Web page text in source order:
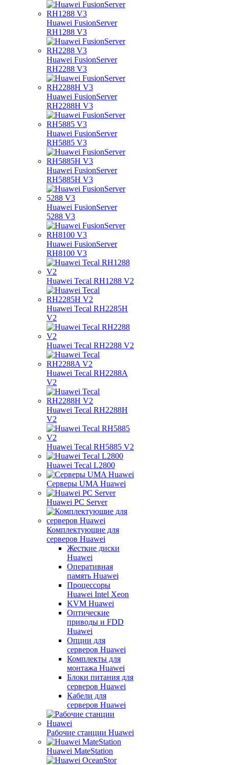
Huawei FusionServer
RH1288 V3
Huawei FusionServer
RH2288 V3
Huawei FusionServer
RH2288H V3
Huawei FusionServer
RH5885 V3
Huawei FusionServer
RH5885H V3
Huawei FusionServer
5288 V3
Huawei FusionServer
RH8100 V3
Huawei Tecal RH1288 V2
Huawei Tecal RH2285H
V2
Huawei Tecal RH2288 V2
Huawei Tecal RH2288A
V2
Huawei Tecal RH2288H
V2
Huawei Tecal RH5885 V2
Huawei Tecal L2800
Серверы UMA Huawei
Huawei PC Server
Комплектующие для
серверов Huawei
Жесткие диски
Huawei
Оперативная
память Huawei
Процессоры
Huawei Intel Xeon
KVM Huawei
Оптические
приводы и FDD
Huawei
Опции для
серверов Huawei
Комплекты для
монтажа Huawei
Блоки питания для
серверов Huawei
Кабели для
серверов Huawei
Рабочие станции Huawei
Huawei MateStation